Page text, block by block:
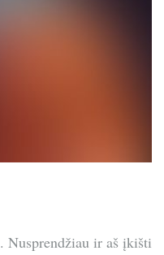
. Nusprendžiau ir aš įkišti